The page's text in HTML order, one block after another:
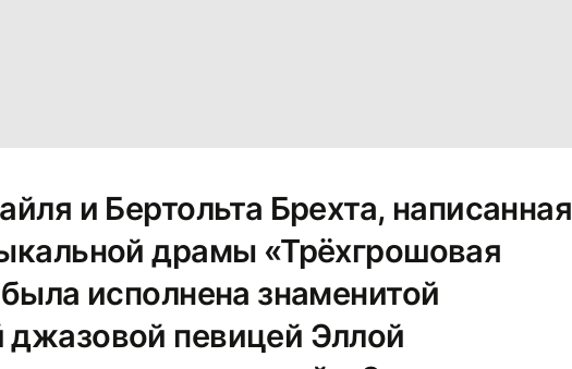
и Бертольта Брехта, написанная
драмы «Трёхгрошовая
исполнена знаменитой
джазовой певицей Эллой